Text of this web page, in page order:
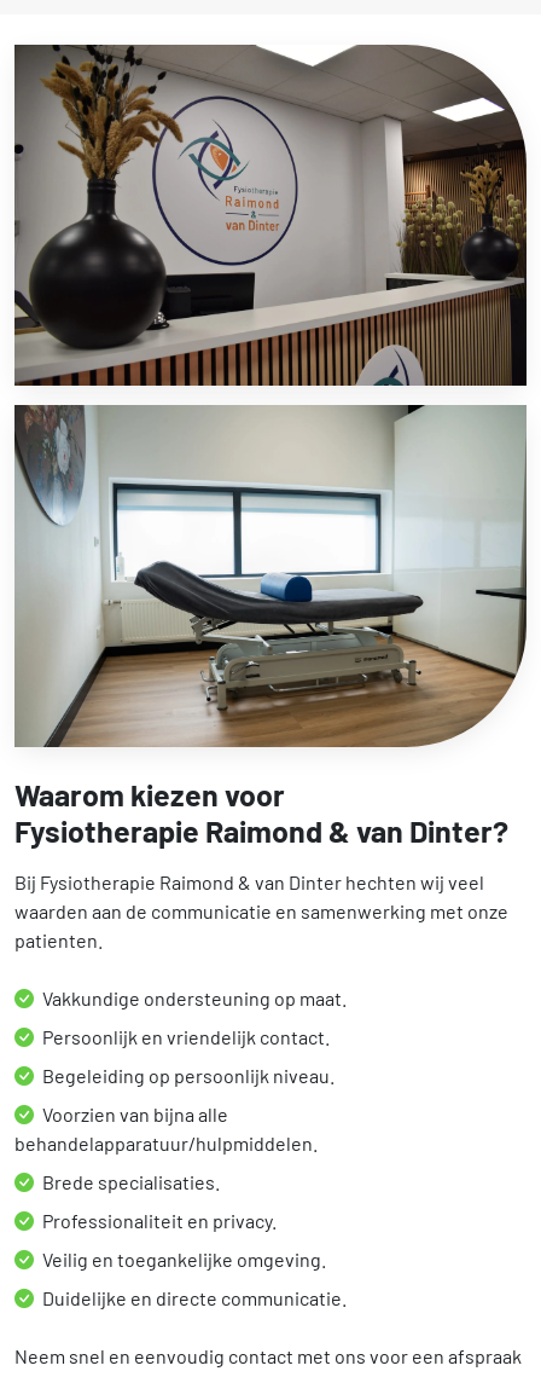
Waarom kiezen voor
Fysiotherapie Raimond & van Dinter?
Bij Fysiotherapie Raimond & van Dinter hechten wij veel
waarden aan de communicatie en samenwerking met onze
patienten.
Vakkundige ondersteuning op maat.
Persoonlijk en vriendelijk contact.
Begeleiding op persoonlijk niveau.
Voorzien van bijna alle
behandelapparatuur/hulpmiddelen.
Brede specialisaties.
Professionaliteit en privacy.
Veilig en toegankelijke omgeving.
Duidelijke en directe communicatie.
Neem snel en eenvoudig contact met ons voor een afspraak